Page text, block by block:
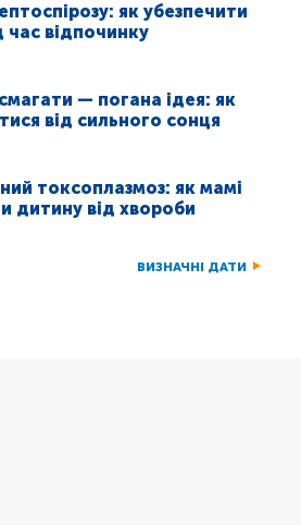
як убезпечити
час відпочинку
— погана ідея: як
від сильного сонця
токсоплазмоз: як мамі
дитину від хвороби
ВИЗНАЧНІ ДАТИ